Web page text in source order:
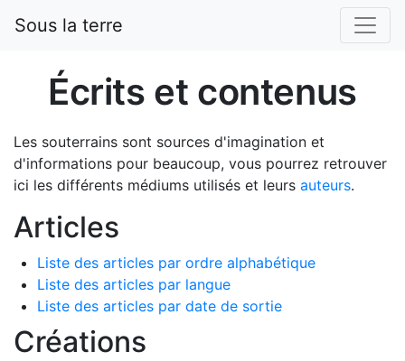
Sous la terre
Écrits et contenus
Les souterrains sont sources d'imagination et
d'informations pour beaucoup, vous pourrez retrouver
ici les différents médiums utilisés et leurs auteurs.
Articles
Liste des articles par ordre alphabétique
Liste des articles par langue
Liste des articles par date de sortie
Créations